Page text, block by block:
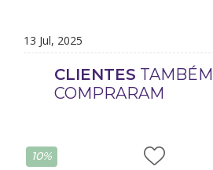
13 Jul, 2025
CLIENTES TAMBÉM
COMPRARAM
10%